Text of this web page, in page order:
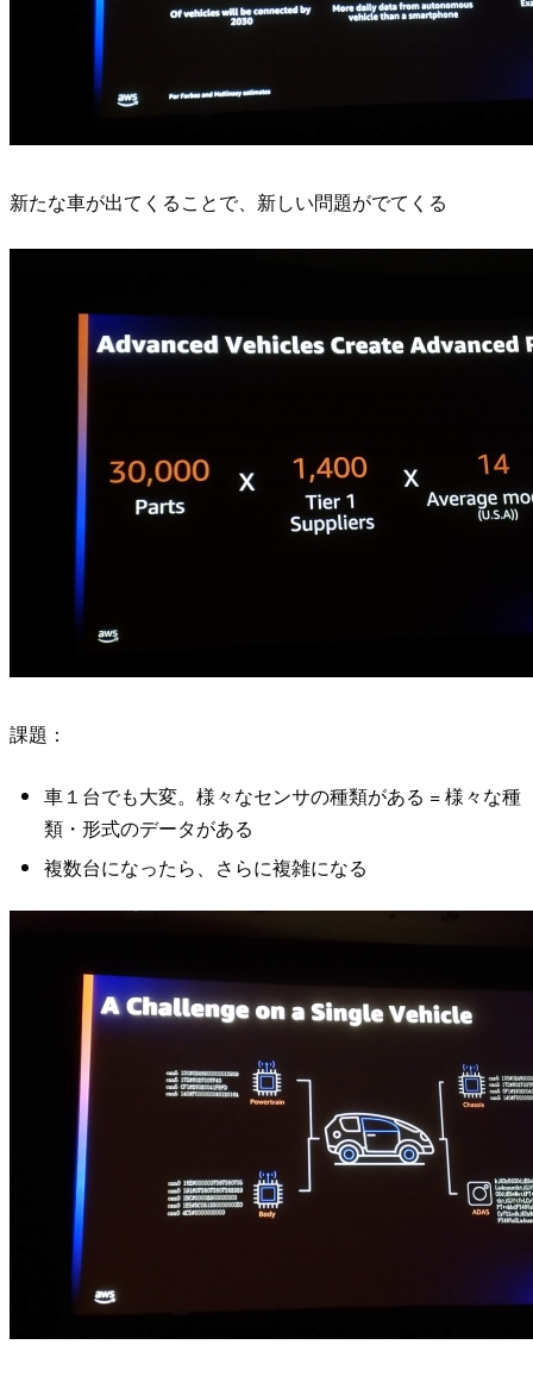
新たな車が出てくることで、新しい問題がでてくる
課題：
車１台でも大変。様々なセンサの種類がある = 様々な種
類・形式のデータがある
複数台になったら、さらに複雑になる